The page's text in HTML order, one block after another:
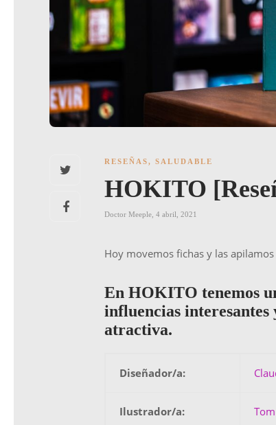
RESEÑAS, SALUDABLE
HOKITO
Doctor Meeple 4 abril, 2021
Hoy movemos fichas y las
En HOKITO tenemos
influencias interesantes
atractiva.
Diseñador/a:
Ilustrador/a: